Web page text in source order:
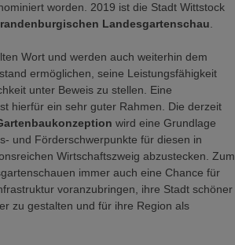
worden. 2019 ist die Stadt Wittstock
Landesgartenschau
Wort und werden auch weiterhin dem
ermöglichen, seine Leistungsfähigkeit
unter Beweis zu stellen. Eine
hierfür ein sehr guter Rahmen. Die derzeit
wird eine Grundlage
und Förderschwerpunkte für diesen in
Wirtschaftszweig abzustecken. Zum
immer auch eine Chance für
voranzubringen, ihre Stadt schöner
zu gestalten und für ihre Region als